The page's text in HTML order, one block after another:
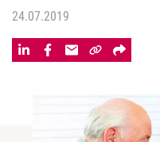
24.07.2019